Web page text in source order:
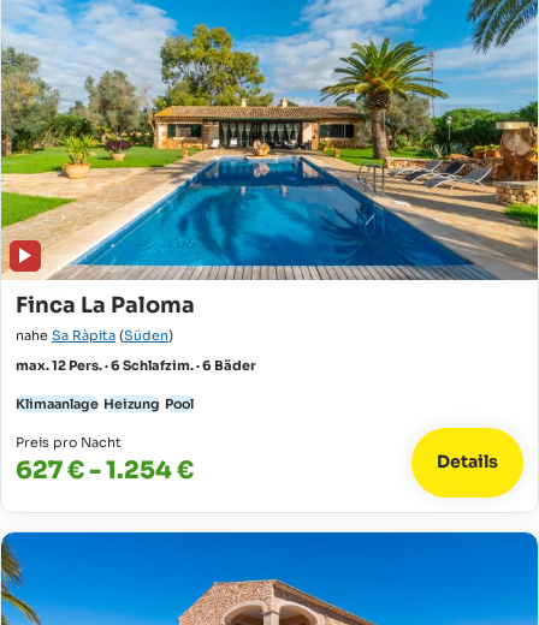
Finca La Paloma
nahe Sa Ràpita (Süden)
max. 12 Pers. · 6 Schlafzim. · 6 Bäder
Klimaanlage Heizung Pool
Preis pro Nacht
627 € - 1.254 € Details